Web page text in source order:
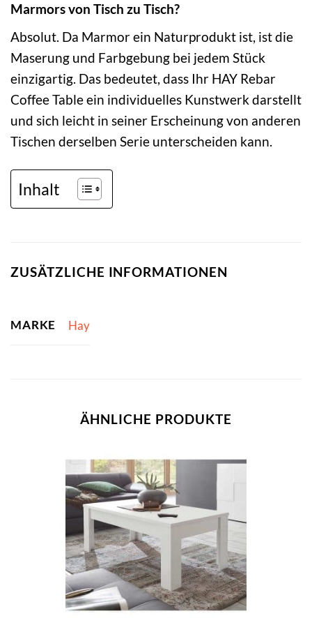
Marmors von Tisch zu Tisch?
Absolut. Da Marmor ein Naturprodukt ist, ist die
Maserung und Farbgebung bei jedem Stück
einzigartig. Das bedeutet, dass Ihr HAY Rebar
Coffee Table ein individuelles Kunstwerk darstellt
und sich leicht in seiner Erscheinung von anderen
Tischen derselben Serie unterscheiden kann.
Inhalt
ZUSÄTZLICHE INFORMATIONEN
MARKE Hay
ÄHNLICHE PRODUKTE